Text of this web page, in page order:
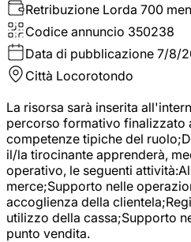
Retribuzione Lorda 700
Codice annuncio 350238
Data di pubblicazione 7/8/
Città Locorotondo
La risorsa sarà inserita
percorso formativo finalizzato
competenze tipiche del
il/la tirocinante apprenderà,
operativo, le seguenti
merce;Supporto nelle
accoglienza della
utilizzo della cassa;Supporto
punto vendita.